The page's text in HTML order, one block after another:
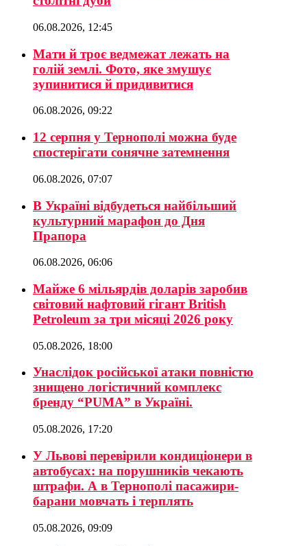
06.08.2026, 12:45
Мати й троє ведмежат лежать на
голій землі. Фото, яке змушує
зупинитися й придивитися
06.08.2026, 09:22
12 серпня у Тернополі можна буде
спостерігати сонячне затемнення
06.08.2026, 07:07
В Україні відбудеться найбільший
культурний марафон до Дня
Прапора
06.08.2026, 06:06
Майже 6 мільярдів доларів заробив
світовий нафтовий гігант British
Petroleum за три місяці 2026 року
05.08.2026, 18:00
Унаслідок російської атаки повністю
знищено логістичний комплекс
бренду “PUMA” в Україні.
05.08.2026, 17:20
У Львові перевірили кондиціонери в
автобусах: на порушників чекають
штрафи. А в Тернополі пасажири-
барани мовчать і терплять
05.08.2026, 09:09